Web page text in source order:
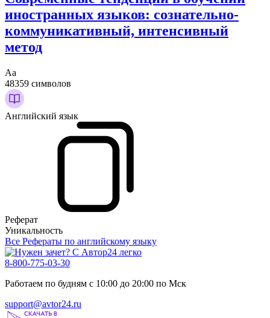
иностранных языков: сознательно-
коммуникативный, интенсивный
метод
Аа
48359 символов
Английский язык
Реферат
Уникальность
Все Рефераты по английскому языку
8-800-775-03-30
Работаем по будням с 10:00 до 20:00 по Мск
support@avtor24.ru